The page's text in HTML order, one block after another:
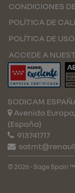
CONDICIONES
POLÍTICA DE
POLÍTICA DE USO
ACCEDE A
SODICAM
Avenida
(España)
913741717
© 2026 - Sage Spain ™